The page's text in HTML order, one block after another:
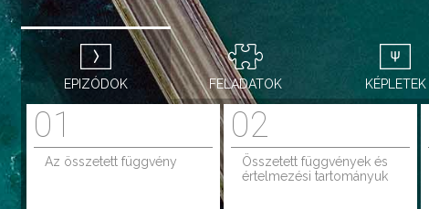
EPIZÓDOK FELADATOK KÉPLETEK
01
Az összetett függvény
02
Összetett függvények és
értelmezési tartományuk